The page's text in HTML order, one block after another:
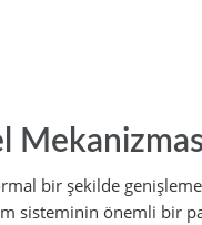
bir şekilde
sisteminin önemli bir